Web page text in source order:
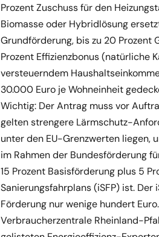
Prozent Zuschuss für den
Biomasse oder Hybridlösung
Grundförderung, bis zu 20 Prozent
Prozent Effizienzbonus (natürliche
versteuerndem
30.000 Euro je Wohneinheit
Wichtig: Der Antrag muss vor
gelten strengere Lärmschutz-
unter den EU-Grenzwerten liegen,
im Rahmen der Bundesförderung
15 Prozent Basisförderung plus 5
Sanierungsfahrplans (iSFP) ist.
Förderung nur wenige hundert
Verbraucherzentrale Rheinland-